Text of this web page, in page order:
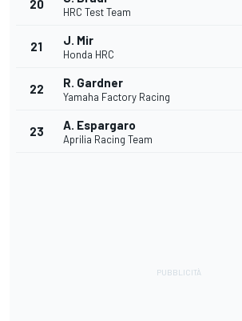
20
HRC Test Team
21 J. Mir
Honda HRC
22 R. Gardner
Yamaha Factory Racing
23 A. Espargaro
Aprilia Racing Team